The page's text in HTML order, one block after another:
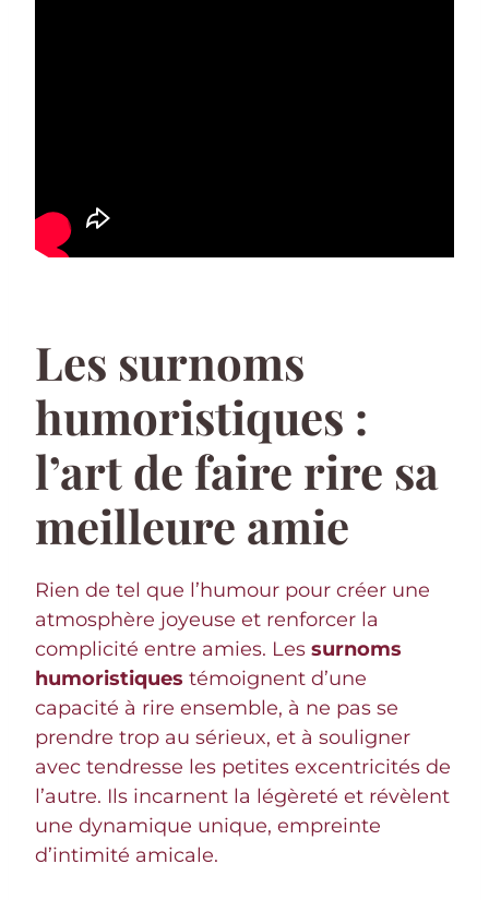
Les surnoms
humoristiques :
l’art de faire rire sa
meilleure amie
Rien de tel que l’humour pour créer une
atmosphère joyeuse et renforcer la
complicité entre amies. Les surnoms
humoristiques témoignent d’une
capacité à rire ensemble, à ne pas se
prendre trop au sérieux, et à souligner
avec tendresse les petites excentricités de
l’autre. Ils incarnent la légèreté et révèlent
une dynamique unique, empreinte
d’intimité amicale.